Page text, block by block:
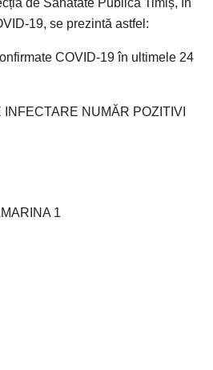
de Sănătate Publică Timiș, în
19, se prezintă astfel:
COVID-19 în ultimele 24
INFECTARE NUMĂR POZITIVI
1